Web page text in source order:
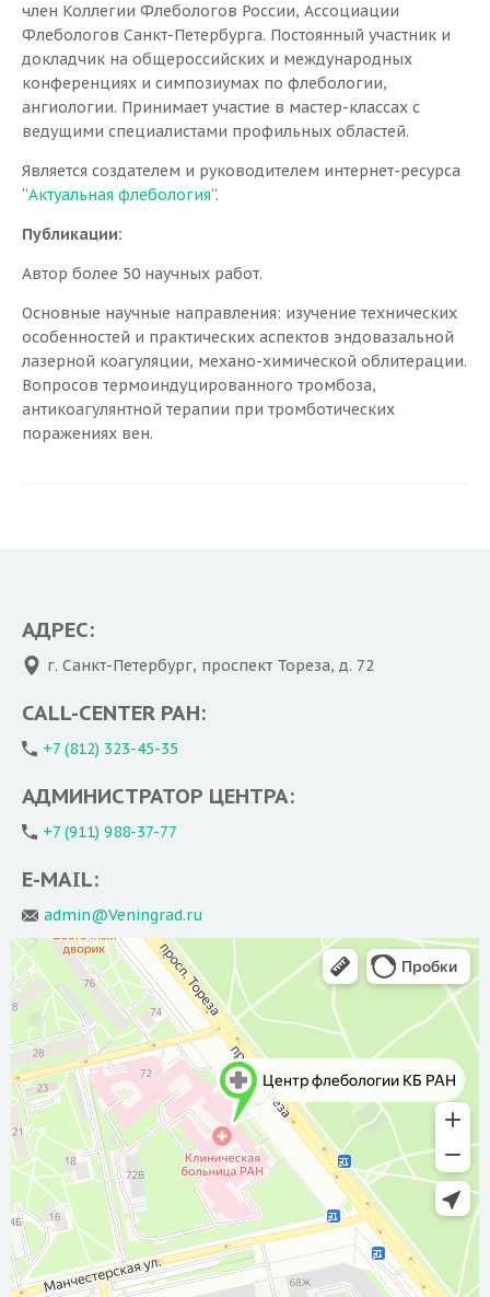
член Коллегии Флебологов России, Ассоциации
Флебологов Санкт-Петербурга. Постоянный участник и
докладчик на общероссийских и международных
конференциях и симпозиумах по флебологии,
ангиологии. Принимает участие в мастер-классах с
ведущими специалистами профильных областей.
Является создателем и руководителем интернет-ресурса
“Актуальная флебология“.
Публикации:
Автор более 50 научных работ.
Основные научные направления: изучение технических
особенностей и практических аспектов эндовазальной
лазерной коагуляции, механо-химической облитерации.
Вопросов термоиндуцированного тромбоза,
антикоагулянтной терапии при тромботических
поражениях вен.
АДРЕС:
г. Санкт-Петербург, проспект Тореза, д. 72
CALL-CENTER РАН:
+7 (812) 323-45-35
АДМИНИСТРАТОР ЦЕНТРА:
+7 (911) 988-37-77
E-MAIL:
admin@Veningrad.ru
Статьи
Видео
Специалисты
Цены
Контакты